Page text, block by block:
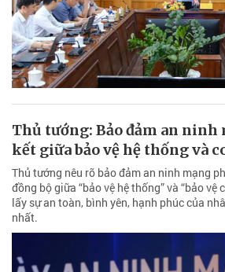
Thủ tướng: Bảo đảm an ninh
kết giữa bảo vệ hệ thống và
Thủ tướng nêu rõ bảo đảm an ninh mạng
đồng bộ giữa “bảo vệ hệ thống” và “bảo vệ
lấy sự an toàn, bình yên, hạnh phúc của
nhất.